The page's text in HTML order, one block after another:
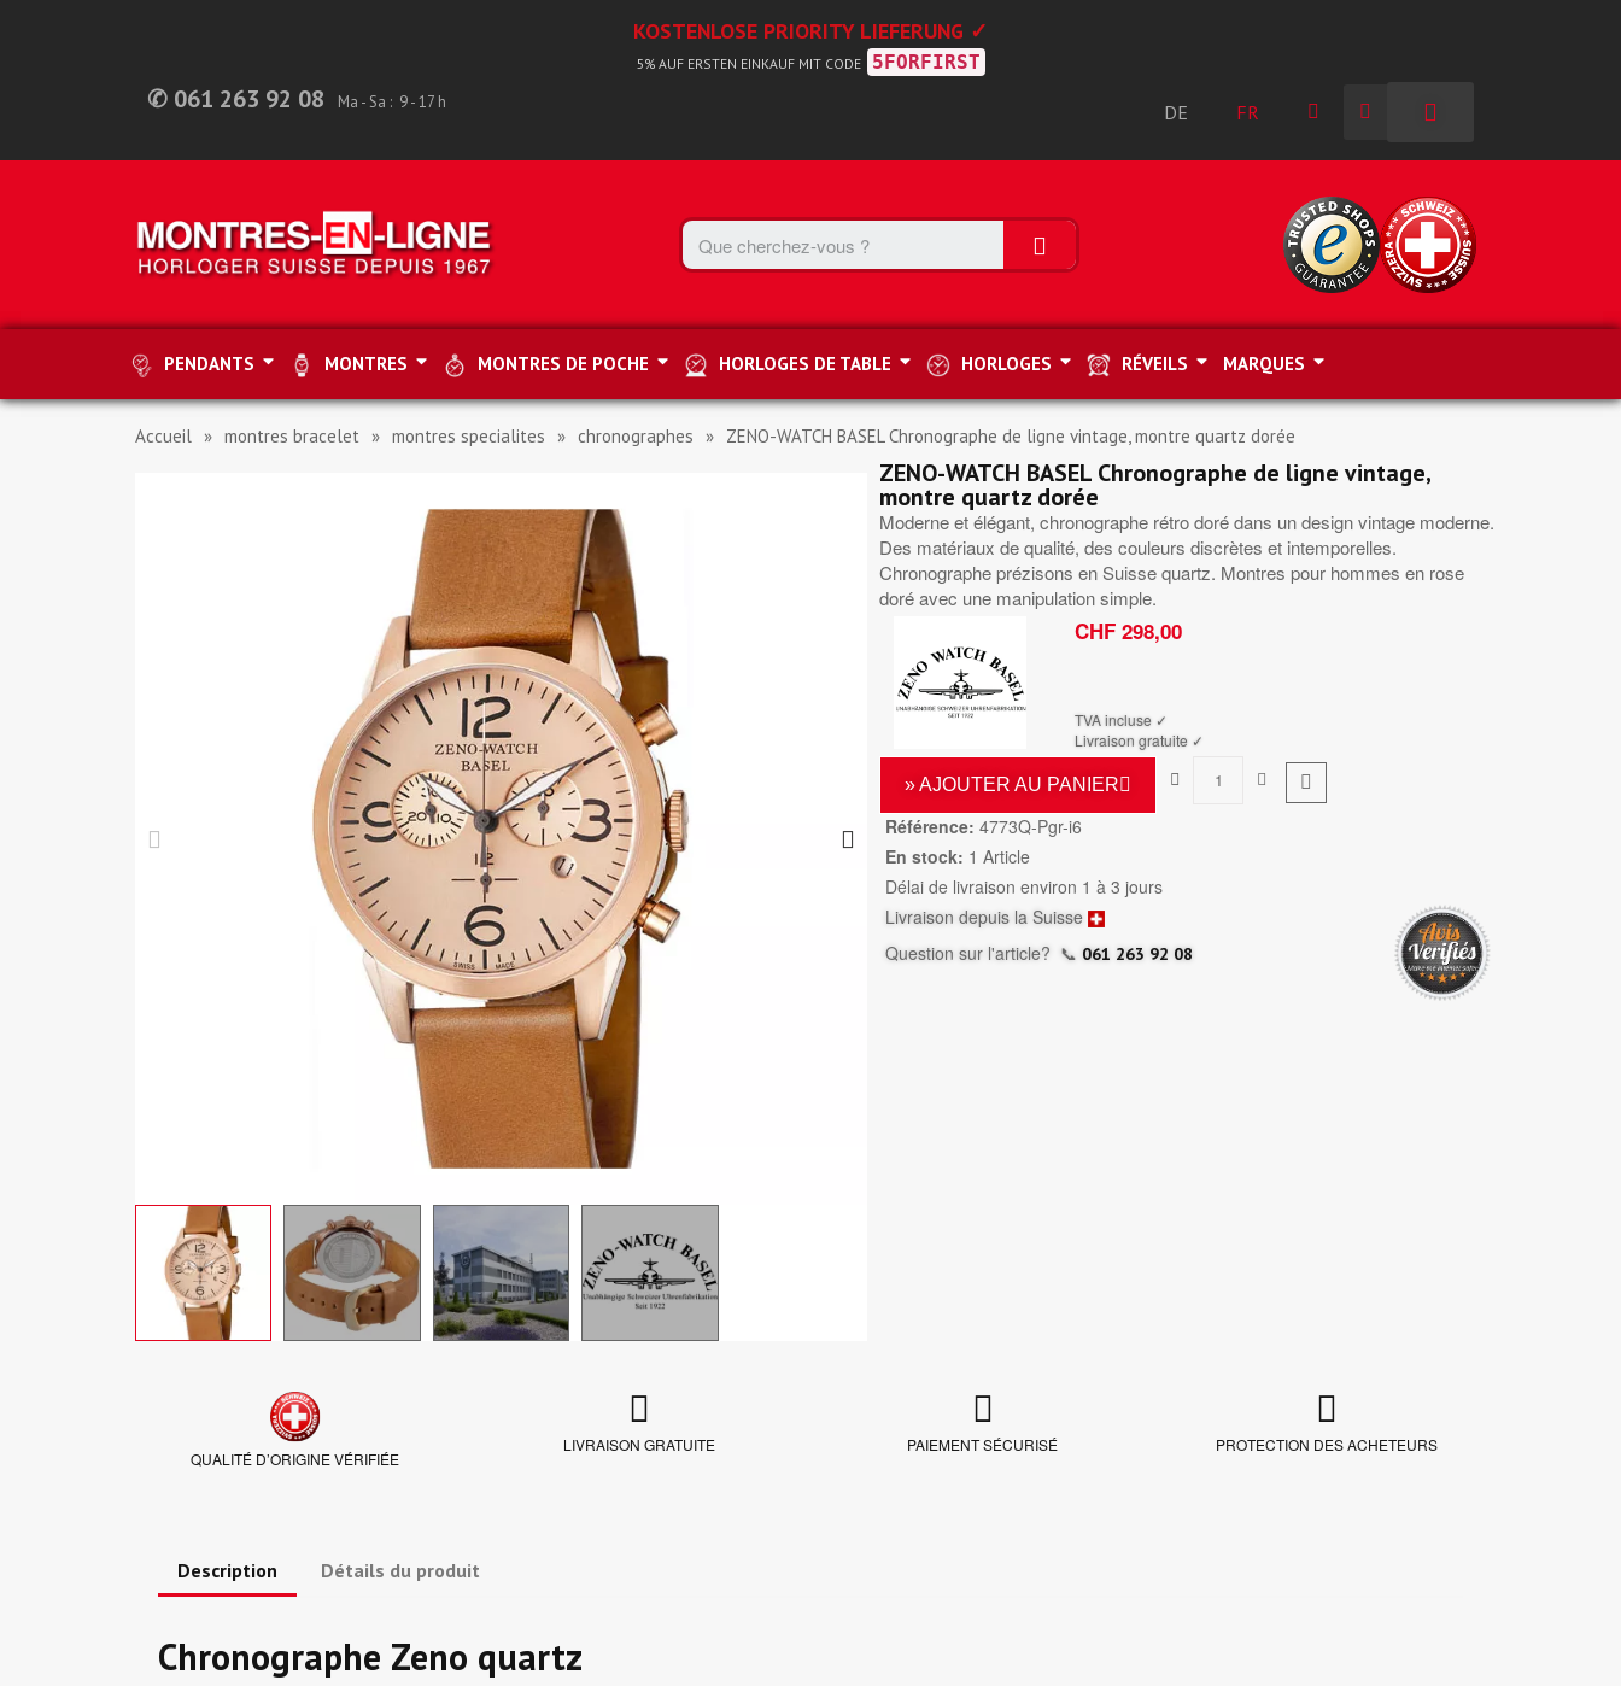
KOSTENLOSE PRIORITY LIEFERUNG ✓
5% AUF ERSTEN EINKAUF MIT CODE 5FORFIRST
✆ 061 263 92 08 Ma - Sa : 9 - 17 h DE FR
PENDANTS MONTRES MONTRES DE POCHE HORLOGES DE TABLE HORLOGES RÉVEILS MARQUES
Accueil montres bracelet montres specialites chronographes ZENO-WATCH BASEL Chronographe de ligne vintage, montre quartz dorée
ZENO-WATCH BASEL Chronographe de ligne vintage,
montre quartz dorée
Moderne et élégant, chronographe rétro doré dans un design vintage moderne.
Des matériaux de qualité, des couleurs discrètes et intemporelles.
Chronographe prézisons en Suisse quartz. Montres pour hommes en rose
doré avec une manipulation simple.
CHF 298,00
TVA incluse ✓
Livraison gratuite ✓
» AJOUTER AU PANIER
Référence: 4773Q-Pgr-i6
En stock: 1 Article
Délai de livraison environ 1 à 3 jours
Livraison depuis la Suisse
Question sur l'article? 📞 061 263 92 08
QUALITÉ D’ORIGINE VÉRIFIÉE
LIVRAISON GRATUITE PAIEMENT SÉCURISÉ PROTECTION DES ACHETEURS
Description Détails du produit
Chronographe Zeno quartz